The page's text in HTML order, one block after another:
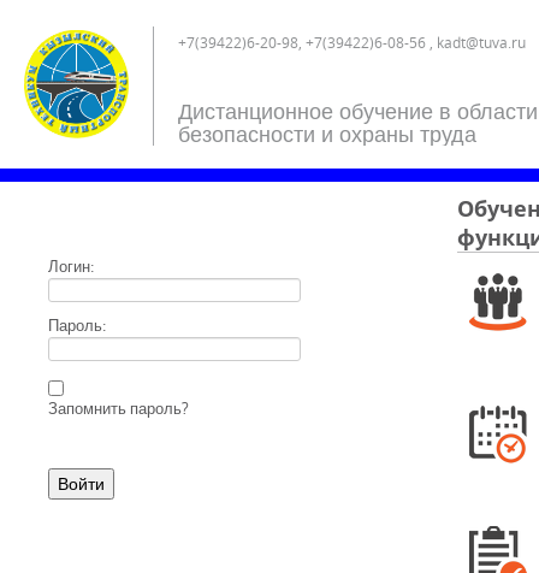
+7(39422)6-20-98, +7(39422)6-08-56 , kadt@tuva.ru
Дистанционное обучение в области
безопасности и охраны труда
Логин:
Пароль:
Запомнить пароль?